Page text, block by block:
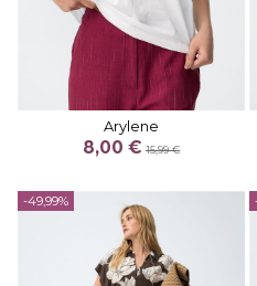
Arylene
8,00 €15,99 €
-49,99%